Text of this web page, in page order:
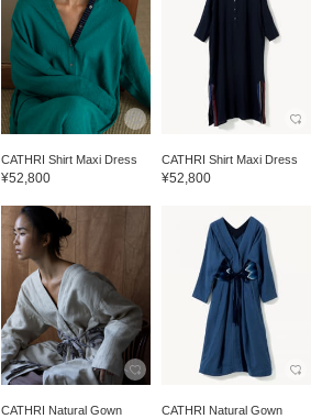
CATHRI Shirt Maxi Dress
¥52,800
CATHRI Shirt Maxi Dress
¥52,800
CATHRI Natural Gown CATHRI Natural Gown